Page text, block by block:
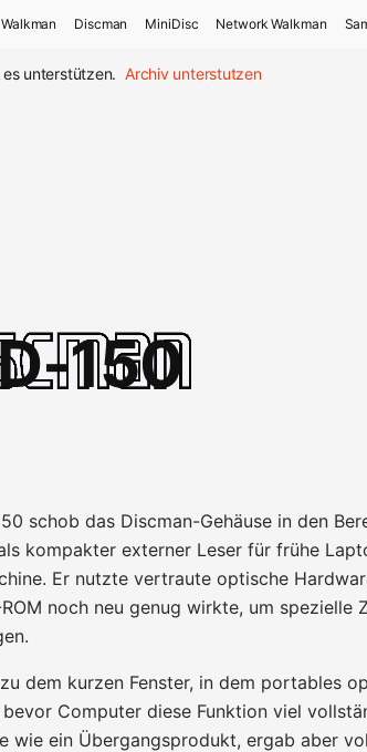
Walkman Discman MiniDisc Network Walkman
unterstützen. Archiv unterstutzen
150
schob das Discman-Gehäuse in den
kompakter externer Leser für frühe
Er nutzte vertraute optische
noch neu genug wirkte, um spezielle
dem kurzen Fenster, in dem portables
Computer diese Funktion viel
wie ein Übergangsprodukt, ergab aber